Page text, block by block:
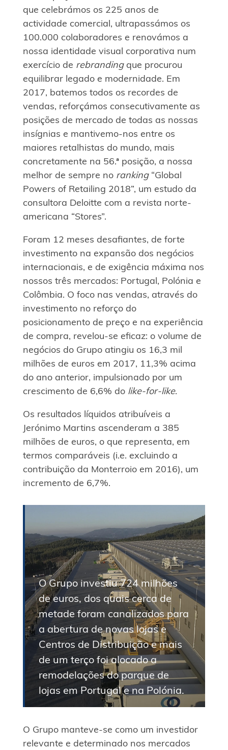
que celebrámos os 225 anos de
actividade comercial, ultrapassámos os
100.000 colaboradores e renovámos a
nossa identidade visual corporativa num
exercício de rebranding que procurou
equilibrar legado e modernidade. Em
2017, batemos todos os recordes de
vendas, reforçámos consecutivamente as
posições de mercado de todas as nossas
insígnias e mantivemo-nos entre os
maiores retalhistas do mundo, mais
concretamente na 56.ª posição, a nossa
melhor de sempre no ranking“Global
Powers of Retailing 2018”, um estudo da
consultora Deloitte com a revista norte-
americana “Stores”.
Foram 12 meses desafiantes, de forte
investimento na expansão dos negócios
internacionais, e de exigência máxima nos
nossos três mercados: Portugal, Polónia e
Colômbia. O foco nas vendas, através do
investimento no reforço do
posicionamento de preço e na experiência
de compra, revelou-se eficaz: o volume de
negócios do Grupo atingiu os 16,3 mil
milhões de euros em 2017, 11,3% acima
do ano anterior, impulsionado por um
crescimento de 6,6% do like-for-like.
Os resultados líquidos atribuíveis a
Jerónimo Martins ascenderam a 385
milhões de euros, o que representa, em
termos comparáveis (i.e. excluindo a
contribuição da Monterroio em 2016), um
incremento de 6,7%.
O Grupo investiu 724 milhões
de euros, dos quais cerca de
metade foram canalizados para
a abertura de novas lojas e
Centros de Distribuição e mais
de um terço foi alocado a
remodelações do parque de
lojas em Portugal e na Polónia.
O Grupo manteve-se como um investidor
relevante e determinado nos mercados